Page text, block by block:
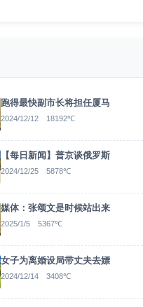
跑得最快副市长将担任厦马
2024/12/12 18192℃
【每日新闻】普京谈俄罗斯
2024/12/25 5878℃
媒体：张颂文是时候站出来
2025/1/5 5367℃
女子为离婚设局带丈夫去嫖
2024/12/14 3408℃